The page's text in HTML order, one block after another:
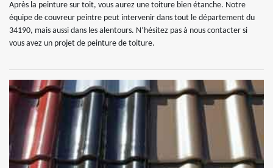
Après la peinture sur toit, vous aurez une toiture bien étanche. Notre
équipe de couvreur peintre peut intervenir dans tout le département du
34190, mais aussi dans les alentours. N’hésitez pas à nous contacter si
vous avez un projet de peinture de toiture.